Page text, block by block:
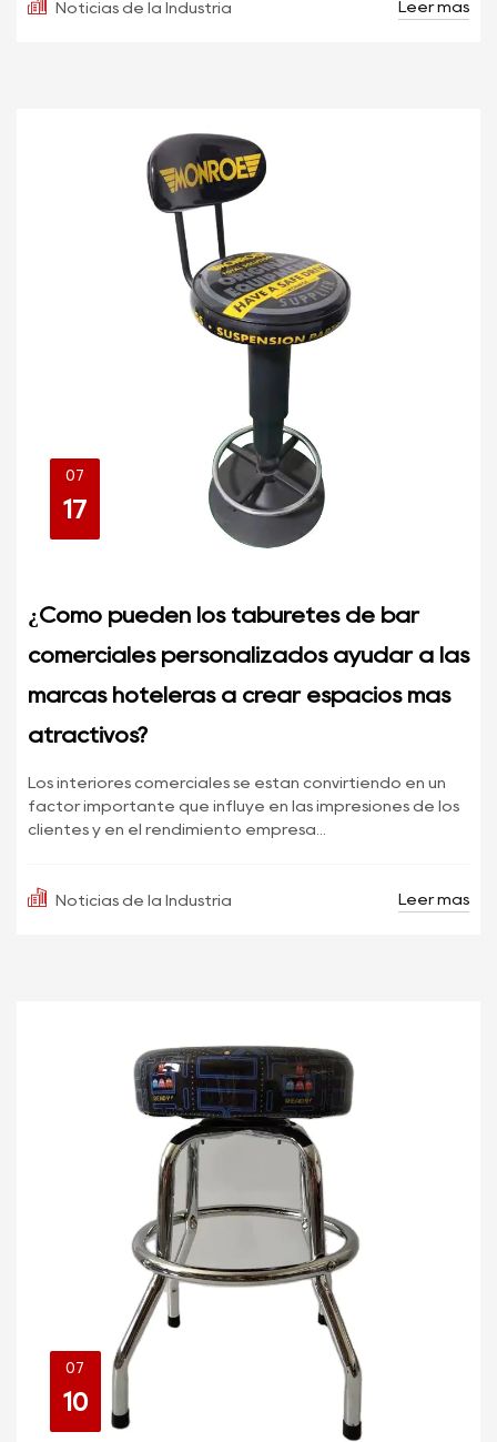
Noticias de la Industria Leer más
07
17
¿Cómo pueden los taburetes de bar
comerciales personalizados ayudar a las
marcas hoteleras a crear espacios más
atractivos?
Los interiores comerciales se están convirtiendo en un
factor importante que influye en las impresiones de los
clientes y en el rendimiento empresa...
Noticias de la Industria Leer más
07
10